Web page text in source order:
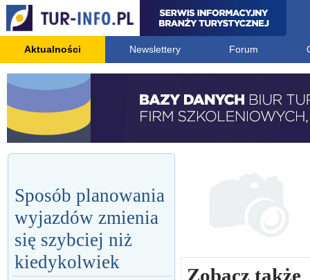
Aktualności Newslettery Forum
Sposób planowania
wyjazdów zmienia
się szybciej niż
kiedykolwiek
Zobacz także